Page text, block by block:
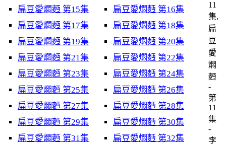
扁豆愛燜麪 第15集
扁豆愛燜麪 第16集
扁豆愛燜麪 第17集
扁豆愛燜麪 第18集
扁豆愛燜麪 第19集
扁豆愛燜麪 第20集
扁豆愛燜麪 第21集
扁豆愛燜麪 第22集
扁豆愛燜麪 第23集
扁豆愛燜麪 第24集
扁豆愛燜麪 第25集
扁豆愛燜麪 第26集
扁豆愛燜麪 第27集
扁豆愛燜麪 第28集
扁豆愛燜麪 第29集
扁豆愛燜麪 第30集
扁豆愛燜麪 第31集
扁豆愛燜麪 第32集
11
集,
扁
豆
愛
燜
麪
-
第
11
集
-
李